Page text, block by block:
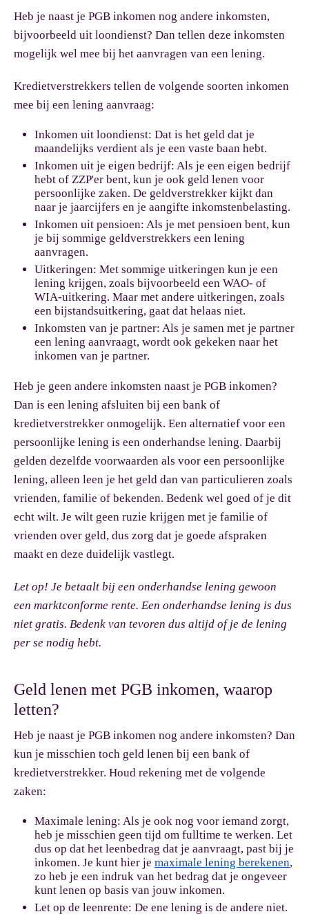
Heb je naast je PGB inkomen nog andere inkomsten,
bijvoorbeeld uit loondienst? Dan tellen deze inkomsten
mogelijk wel mee bij het aanvragen van een lening.
Kredietverstrekkers tellen de volgende soorten inkomen
mee bij een lening aanvraag:
Inkomen uit loondienst: Dat is het geld dat je
maandelijks verdient als je een vaste baan hebt.
Inkomen uit je eigen bedrijf: Als je een eigen bedrijf
hebt of ZZP'er bent, kun je ook geld lenen voor
persoonlijke zaken. De geldverstrekker kijkt dan
naar je jaarcijfers en je aangifte inkomstenbelasting.
Inkomen uit pensioen: Als je met pensioen bent, kun
je bij sommige geldverstrekkers een lening
aanvragen.
Uitkeringen: Met sommige uitkeringen kun je een
lening krijgen, zoals bijvoorbeeld een WAO- of
WIA-uitkering. Maar met andere uitkeringen, zoals
een bijstandsuitkering, gaat dat helaas niet.
Inkomsten van je partner: Als je samen met je partner
een lening aanvraagt, wordt ook gekeken naar het
inkomen van je partner.
Heb je geen andere inkomsten naast je PGB inkomen?
Dan is een lening afsluiten bij een bank of
kredietverstrekker onmogelijk. Een alternatief voor een
persoonlijke lening is een onderhandse lening. Daarbij
gelden dezelfde voorwaarden als voor een persoonlijke
lening, alleen leen je het geld dan van particulieren zoals
vrienden, familie of bekenden. Bedenk wel goed of je dit
echt wilt. Je wilt geen ruzie krijgen met je familie of
vrienden over geld, dus zorg dat je goede afspraken
maakt en deze duidelijk vastlegt.
Let op! Je betaalt bij een onderhandse lening gewoon
een marktconforme rente. Een onderhandse lening is dus
niet gratis. Bedenk van tevoren dus altijd of je de lening
per se nodig hebt.
Geld lenen met PGB inkomen, waarop
letten?
Heb je naast je PGB inkomen nog andere inkomsten? Dan
kun je misschien toch geld lenen bij een bank of
kredietverstrekker. Houd rekening met de volgende
zaken:
Maximale lening: Als je ook nog voor iemand zorgt,
heb je misschien geen tijd om fulltime te werken. Let
dus op dat het leenbedrag dat je aanvraagt, past bij je
inkomen. Je kunt hier je maximale lening berekenen,
zo heb je een indruk van het bedrag dat je ongeveer
kunt lenen op basis van jouw inkomen.
Let op de leenrente: De ene lening is de andere niet.